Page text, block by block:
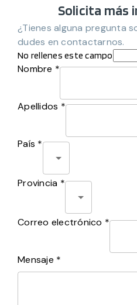
Solicita más
¿Tienes alguna pregunta
dudes en contactarnos.
No rellenes este campo
Nombre *
Apellidos *
País *
Provincia *
Correo electrónico *
Mensaje *